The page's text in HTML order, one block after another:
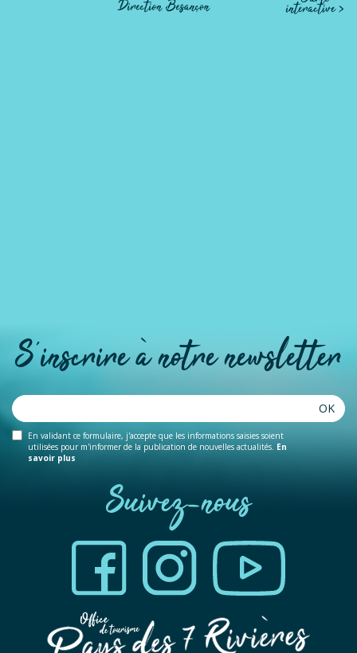
S'inscrire à notre newsletter
En validant ce formulaire, j'accepte que les informations saisies soient
utilisées pour m'informer de la publication de nouvelles actualités. En
savoir plus
OK
Suivez-nous